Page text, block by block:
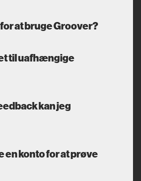
at bruge Groover?
til uafhængige
kan jeg
en konto for at prøve